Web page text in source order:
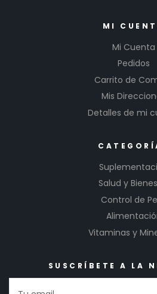
MI
Mi Cuenta
Pedidos
Carrito de
Mis
Detalles de mi
Salud y
Control de
Vitaminas y
SUSCRÍBETE A LA